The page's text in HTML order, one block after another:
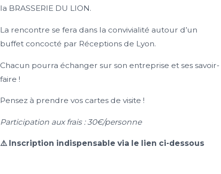
la BRASSERIE DU LION.
La rencontre se fera dans la convivialité autour d’un
buffet concocté par Réceptions de Lyon.
Chacun pourra échanger sur son entreprise et ses savoir-
faire !
Pensez à prendre vos cartes de visite !
Participation aux frais : 30€/personne
⚠️ Inscription indispensable via le lien ci-dessous